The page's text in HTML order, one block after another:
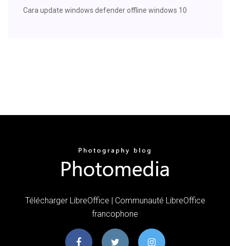
Cara update windows defender offline windows 10
Télécharger LibreOffice | Communauté LibreOffice
francophone